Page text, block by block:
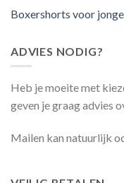
Boxershorts voor
ADVIES NODIG?
Heb je moeite met
geven je graag advies
Mailen kan natuurlijk